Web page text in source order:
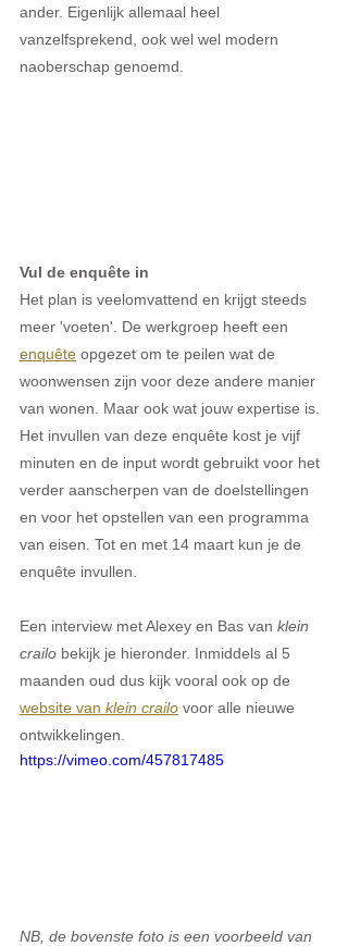
ander. Eigenlijk allemaal heel
vanzelfsprekend, ook wel wel modern
naoberschap genoemd.
Vul de enquête in
Het plan is veelomvattend en krijgt steeds
meer 'voeten'. De werkgroep heeft een
enquête opgezet om te peilen wat de
woonwensen zijn voor deze andere manier
van wonen. Maar ook wat jouw expertise is.
Het invullen van deze enquête kost je vijf
minuten en de input wordt gebruikt voor het
verder aanscherpen van de doelstellingen
en voor het opstellen van een programma
van eisen. Tot en met 14 maart kun je de
enquête invullen.
Een interview met Alexey en Bas van klein
crailo bekijk je hieronder. Inmiddels al 5
maanden oud dus kijk vooral ook op de
website van klein crailo voor alle nieuwe
ontwikkelingen.
https://vimeo.com/457817485
NB, de bovenste foto is een voorbeeld van